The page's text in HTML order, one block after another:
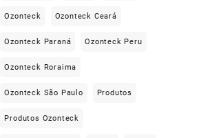
Ozonteck Ozonteck Ceará
Ozonteck Paraná Ozonteck Peru
Ozonteck Roraima
Ozonteck São Paulo Produtos
Produtos Ozonteck